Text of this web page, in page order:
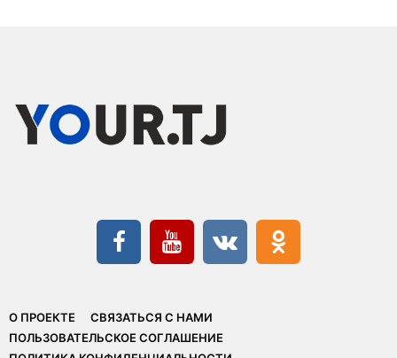
О ПРОЕКТЕ
СВЯЗАТЬСЯ С НАМИ
ПОЛЬЗОВАТЕЛЬСКОЕ СОГЛАШЕНИЕ